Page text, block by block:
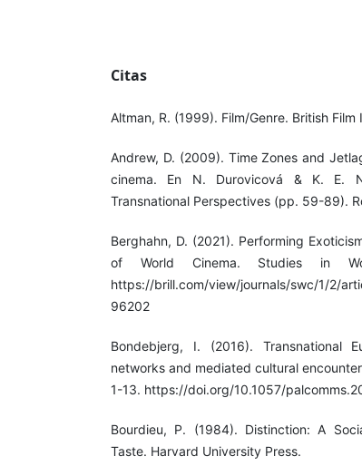
Citas
Altman, R. (1999). Film/Genre. British Film
Andrew, D. (2009). Time Zones and
cinema. En N. Durovicová & K. E.
Transnational Perspectives (pp. 59-89).
Berghahn, D. (2021). Performing
of World Cinema. Studies in
https://brill.com/view/journals/swc/1/2/
96202
Bondebjerg, I. (2016). Transnational
networks and mediated cultural
1-13. https://doi.org/10.1057/
Bourdieu, P. (1984). Distinction: A
Taste. Harvard University Press.